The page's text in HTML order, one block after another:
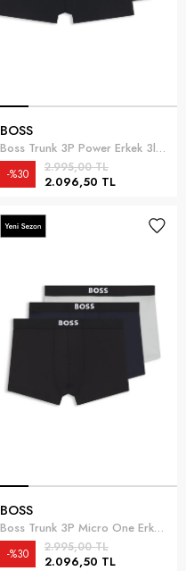
BOSS
Boss Trunk 3P Power Erkek 3lü Boxer Siyah
2.096,50 TL
2.995,00 TL
%30
BOSS
Boss Trunk 3P Micro One Erkek 3lü Boxer Çok Renkli
2.096,50 TL
2.995,00 TL
%30